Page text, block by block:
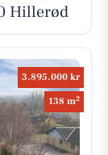
Hillerød
3.895.000 kr
138 m2